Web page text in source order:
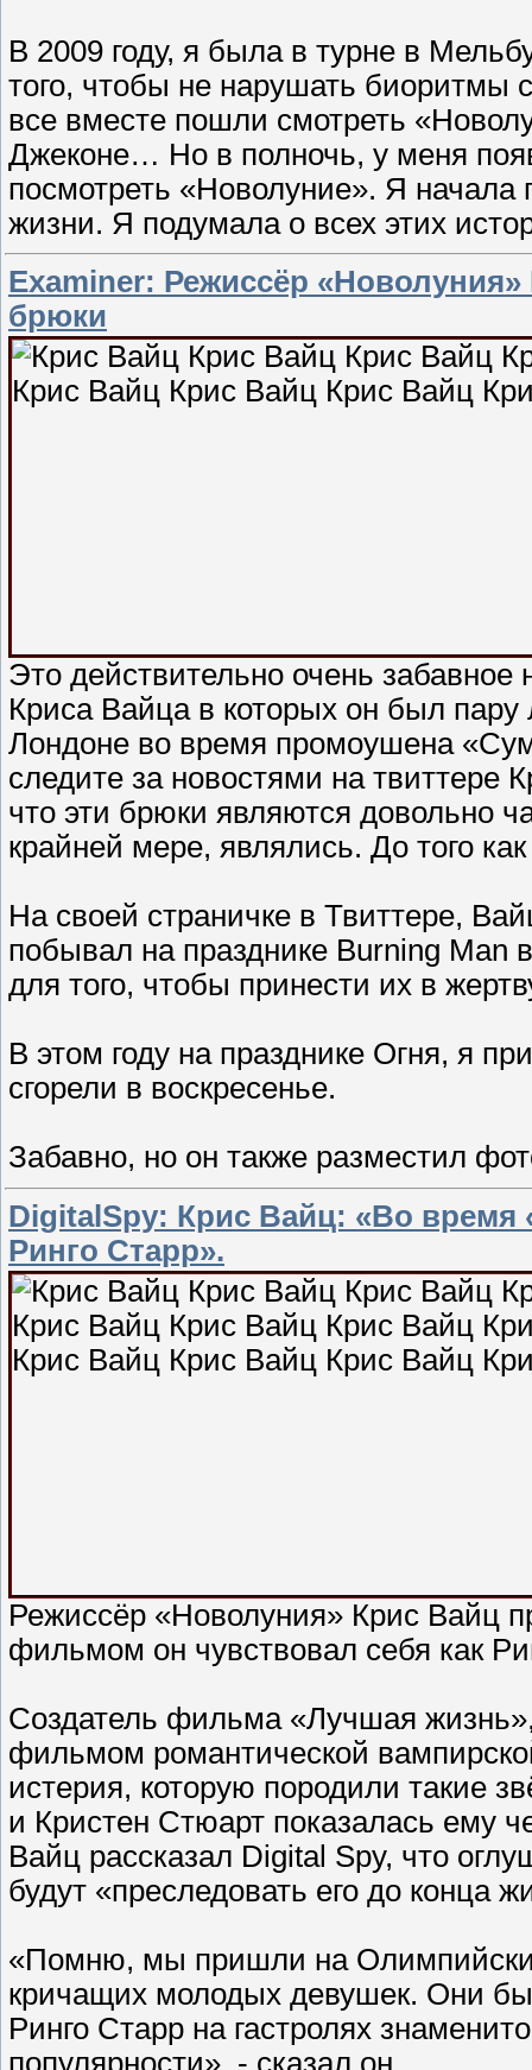
В 2009 году, я была в турне в
того, чтобы не нарушать биоритмы
все вместе пошли смотреть
Джеконе… Но в полночь, у меня
посмотреть «Новолуние». Я начала
жизни. Я подумала о всех этих
Examiner: Режиссёр
брюки
Это действительно очень
Криса Вайца в которых он был
Лондоне во время промоушена
следите за новостями на твиттере
что эти брюки являются довольно
крайней мере, являлись. До того
На своей страничке в Твиттере,
побывал на празднике Burning Man
для того, чтобы принести их в
В этом году на празднике Огня, я
сгорели в воскресенье.
Забавно, но он также разместил
DigitalSpy: Крис Вайц: «Во время
Ринго Старр».
Режиссёр «Новолуния» Крис Вайц
фильмом он чувствовал себя как
Создатель фильма «Лучшая
фильмом романтической
истерия, которую породили такие
и Кристен Стюарт показалась ему
Вайц рассказал Digital Spy, что
будут «преследовать его до конца
«Помню, мы пришли на
кричащих молодых девушек. Они
Ринго Старр на гастролях
популярности», - сказал он.